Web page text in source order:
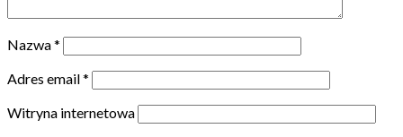
Nazwa*
Adres email*
Witryna internetowa